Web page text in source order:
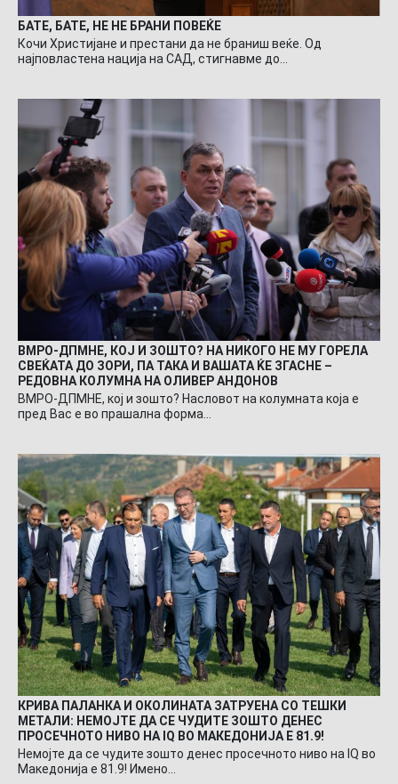
БАТЕ, БАТЕ, НЕ НЕ БРАНИ ПОВЕЌЕ
Кочи Христијане и престани да не браниш веќе. Од
најповластена нација на САД, стигнавме до…
ВМРО-ДПМНЕ, КОЈ И ЗОШТО? НА НИКОГО НЕ МУ ГОРЕЛА
СВЕЌАТА ДО ЗОРИ, ПА ТАКА И ВАШАТА ЌЕ ЗГАСНЕ –
РЕДОВНА КОЛУМНА НА ОЛИВЕР АНДОНОВ
ВМРО-ДПМНЕ, кој и зошто? Насловот на колумната која е
пред Вас е во прашална форма…
КРИВА ПАЛАНКА И ОКОЛИНАТА ЗАТРУЕНА СО ТЕШКИ
МЕТАЛИ: НЕМОЈТЕ ДА СЕ ЧУДИТЕ ЗОШТО ДЕНЕС
ПРОСЕЧНОТО НИВО НА IQ ВО МАКЕДОНИЈА Е 81.9!
Немојте да се чудите зошто денес просечното ниво на IQ во
Македонија е 81.9! Имено…